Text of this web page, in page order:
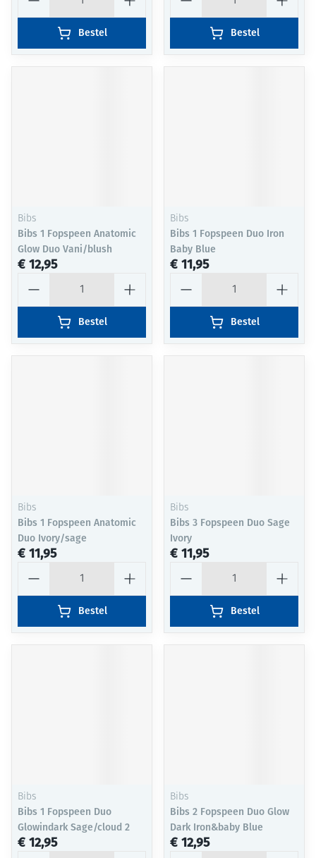
Bestel Bestel
Bibs
Bibs 1 Fopspeen Anatomic
Glow Duo Vani/blush
€ 12,95
Bestel
Bibs
Bibs 1 Fopspeen Duo Iron
Baby Blue
€ 11,95
Bestel
Bibs
Bibs 1 Fopspeen Anatomic
Duo Ivory/sage
€ 11,95
Bestel
Bibs
Bibs 3 Fopspeen Duo Sage
Ivory
€ 11,95
Bestel
Bibs
Bibs 1 Fopspeen Duo
Glowindark Sage/cloud 2
€ 12,95
Bibs
Bibs 2 Fopspeen Duo Glow
Dark Iron&baby Blue
€ 12,95